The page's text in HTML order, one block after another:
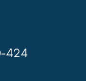
424